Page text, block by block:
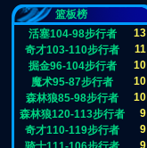
篮板榜
活塞104-98步行者
13
奇才103-110步行者
11
掘金96-104步行者
10
魔术95-87步行者
10
森林狼85-98步行者
10
森林狼120-113步行者
9
奇才110-119步行者
9
9